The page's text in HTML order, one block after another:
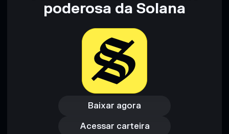
poderosa da Solana
Baixar agora
Baixar agora
Acessar carteira
Acessar carteira